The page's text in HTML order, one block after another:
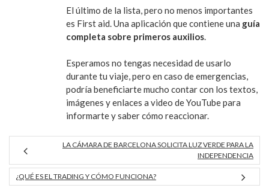
El último de la lista, pero no menos importantes
es First aid. Una aplicación que contiene una guía
completa sobre primeros auxilios.
Esperamos no tengas necesidad de usarlo
durante tu viaje, pero en caso de emergencias,
podría beneficiarte mucho contar con los textos,
imágenes y enlaces a video de YouTube para
informarte y saber cómo reaccionar.
LA CÁMARA DE BARCELONA SOLICITA LUZ VERDE PARA LA
INDEPENDENCIA
¿QUÉ ES EL TRADING Y CÓMO FUNCIONA?